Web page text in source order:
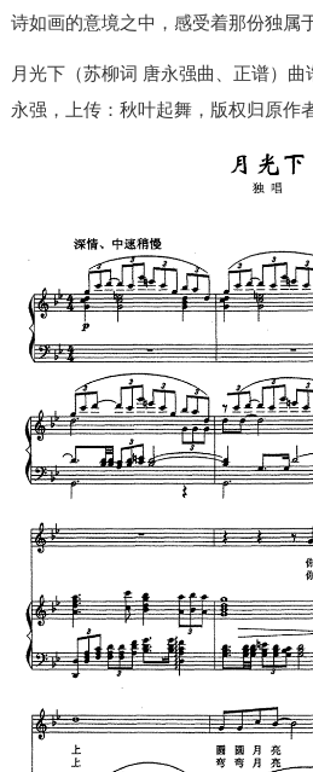
诗如画的意境之中，感受着那份独属
月光下（苏柳词 唐永强曲、正谱）
永强，上传：秋叶起舞，版权归原作